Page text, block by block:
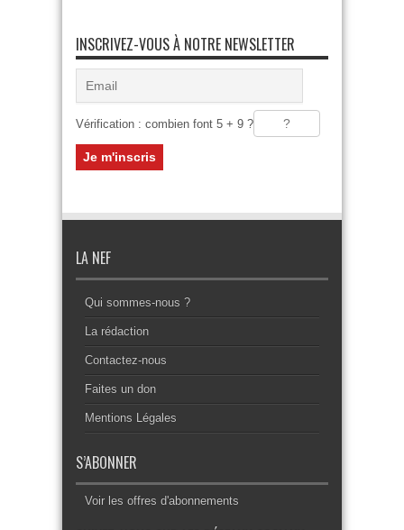
INSCRIVEZ-VOUS À NOTRE NEWSLETTER
Vérification : combien font 5 + 9 ?
LA NEF
Qui sommes-nous ?
La rédaction
Contactez-nous
Faites un don
Mentions Légales
S’ABONNER
Voir les offres d'abonnements